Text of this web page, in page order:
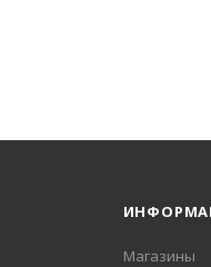
Магазины